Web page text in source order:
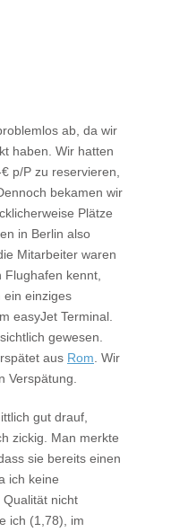
ab, da wir
haben. Wir hatten
p/P zu reservieren,
bekamen wir
Plätze
in Berlin also
Mitarbeiter waren
kennt,
ein einziges
easyJet Terminal.
gewesen.
aus Rom . Wir
Verspätung.
gut drauf,
zickig. Man merkte
sie bereits einen
ich keine
nicht
ich (1,78), im